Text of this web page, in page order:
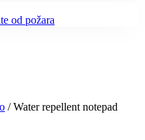
od požara
/ Water repellent notepad